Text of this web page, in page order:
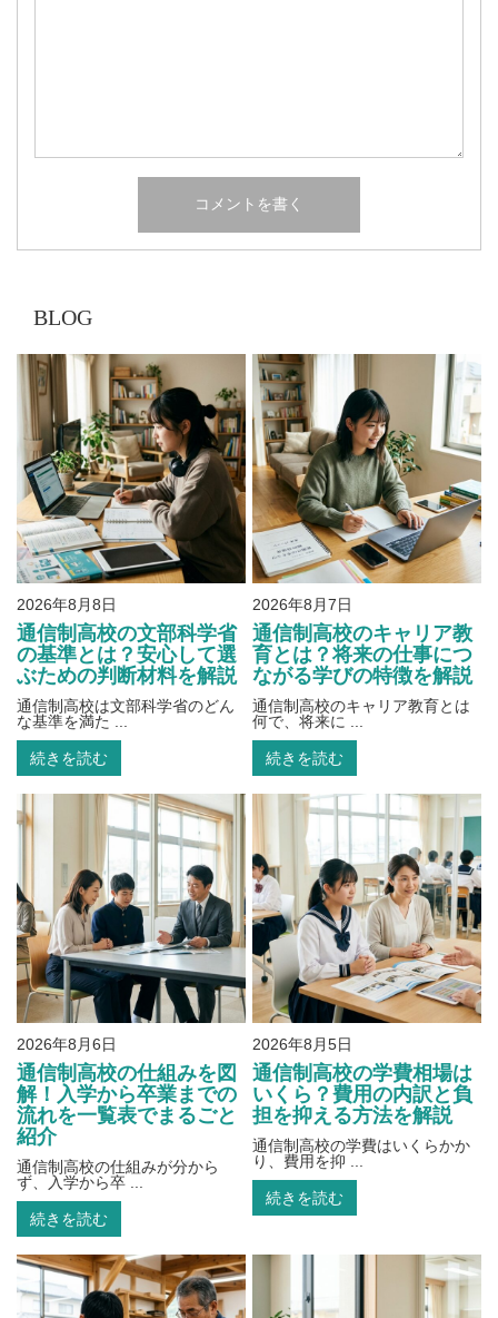
BLOG
2026年8月8日
通信制高校の文部科学省
の基準とは？安心して選
ぶための判断材料を解説
通信制高校は文部科学省のどん
な基準を満た ...
続きを読む
2026年8月7日
通信制高校のキャリア教
育とは？将来の仕事につ
ながる学びの特徴を解説
通信制高校のキャリア教育とは
何で、将来に ...
続きを読む
2026年8月6日
通信制高校の仕組みを図
解！入学から卒業までの
流れを一覧表でまるごと
紹介
通信制高校の仕組みが分から
ず、入学から卒 ...
続きを読む
2026年8月5日
通信制高校の学費相場は
いくら？費用の内訳と負
担を抑える方法を解説
通信制高校の学費はいくらかか
り、費用を抑 ...
続きを読む